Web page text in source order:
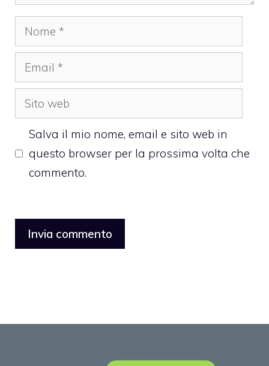
Nome
Email
Sito
web
Salva il mio nome, email e sito web in
questo browser per la prossima volta che
commento.